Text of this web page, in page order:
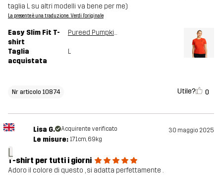
taglia L su altri modelli va bene per me)
La presente è una traduzione. Verdi l'originale
Easy Slim Fit T-
shirt
Pureed Pumpkin
Taglia
acquistata
L
Nr articolo 10874 Utile? 0
L
Lisa G. Acquirente verificato 30 maggio 2025
Le misure: 171cm, 69kg
T-shirt per tutti i giorni
Adoro il colore di questo , si adatta perfettamente .